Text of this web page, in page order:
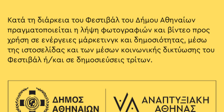
Κατά τη διάρκεια του Φεστιβάλ του Δήμου Αθηναίων
πραγματοποιείται η λήψη φωτογραφιών και βίντεο προς
χρήση σε ενέργειες μάρκετινγκ και δημοσιότητας, μέσω
της ιστοσελίδας και των μέσων κοινωνικής δικτύωσης του
Φεστιβάλ ή/και σε δημοσιεύσεις τρίτων.